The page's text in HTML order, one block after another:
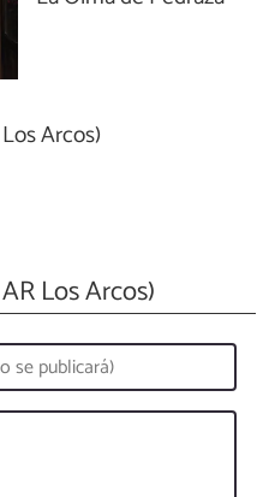
Arcos)
Los Arcos)